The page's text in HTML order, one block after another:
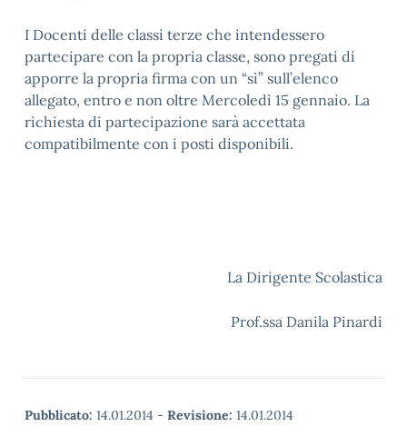
I Docenti delle classi terze che intendessero
partecipare con la propria classe, sono pregati di
apporre la propria firma con un “sì” sull’elenco
allegato, entro e non oltre Mercoledì 15 gennaio. La
richiesta di partecipazione sarà accettata
compatibilmente con i posti disponibili.
La Dirigente Scolastica
Prof.ssa Danila Pinardi
Pubblicato: 14.01.2014 - Revisione: 14.01.2014